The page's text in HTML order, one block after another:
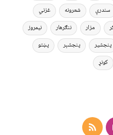
سندرې شعرونه
غزني
مزار ننګرهار
نیمروز
پنجشیر پنجشېر
پښتو
کونړ
Instagram
RSS